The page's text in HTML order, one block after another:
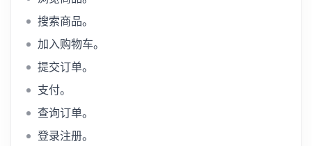
搜索商品。
加入购物车。
提交订单。
支付。
查询订单。
登录注册。